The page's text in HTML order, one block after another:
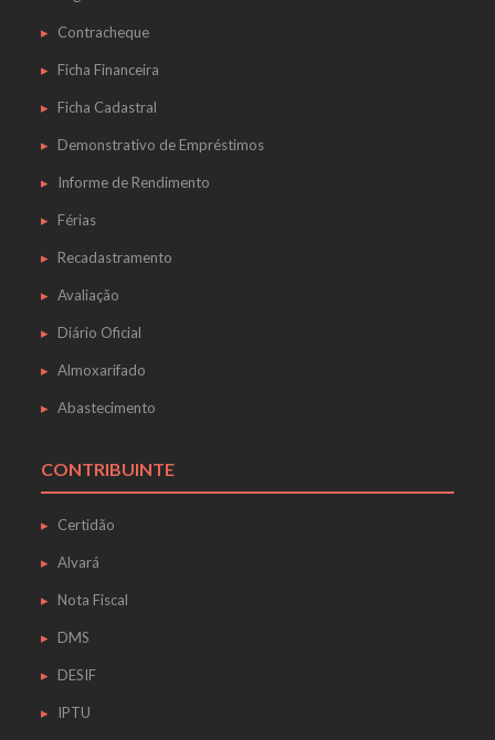
Contracheque
Ficha Financeira
Ficha Cadastral
Demonstrativo de Empréstimos
Informe de Rendimento
Férias
Recadastramento
Avaliação
Diário Oficial
Almoxarifado
Abastecimento
CONTRIBUINTE
Certidão
Alvará
Nota Fiscal
DMS
DESIF
IPTU